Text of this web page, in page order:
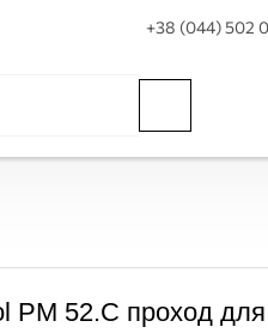
+38 (044) 502
PM 52.C проход